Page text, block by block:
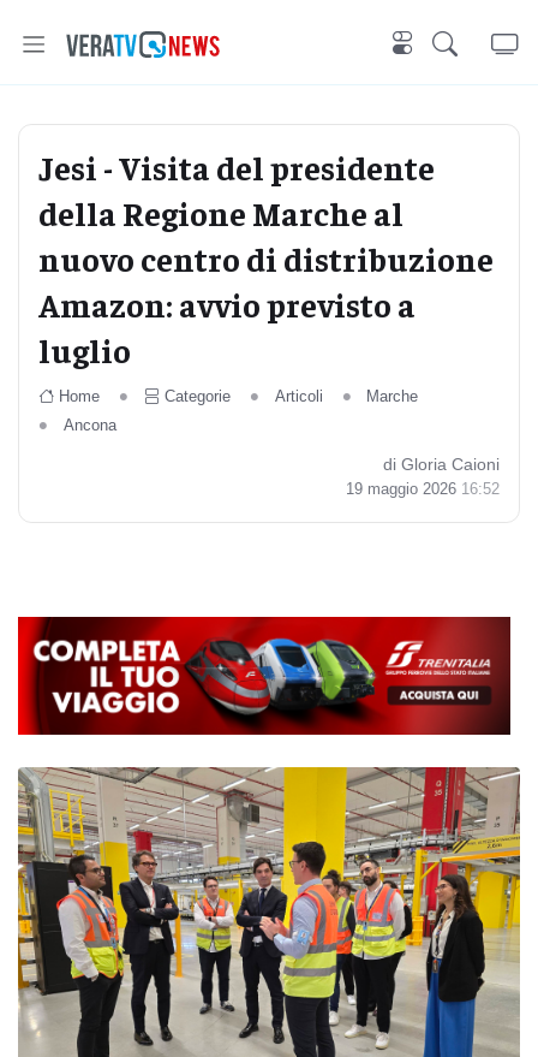
Jesi - Visita del presidente
della Regione Marche al
nuovo centro di distribuzione
Amazon: avvio previsto a
luglio
Home Categorie Articoli
Marche
Ancona
di Gloria Caioni
19 maggio 2026 16:52